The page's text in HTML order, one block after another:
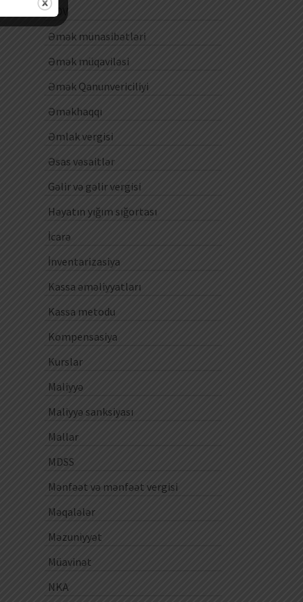
ƏDV
Əmək münasibətləri
Əmək müqaviləsi
Əmək Qanunvericiliyi
Əməkhaqqı
Əmlak vergisi
Əsas vəsaitlər
Gəlir və gəlir vergisi
Həyatın yığım sığortası
İcarə
İnventarizasiya
Kassa əməliyyatları
Kassa metodu
Kompensasiya
Kurslar
Maliyyə
Maliyyə sanksiyası
Mallar
MDSS
Mənfəət və mənfəət vergisi
Məqalələr
Məzuniyyət
Müavinət
NKA